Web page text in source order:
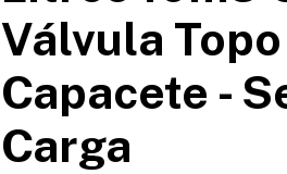
Válvula
Capacete -
Carga